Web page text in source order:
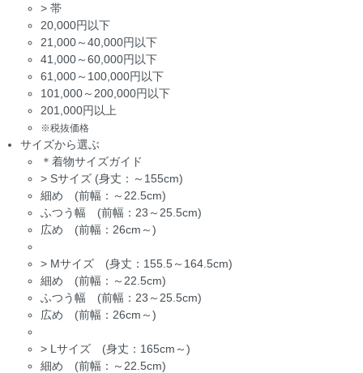
> 帯
20,000円以下
21,000～40,000円以下
41,000～60,000円以下
61,000～100,000円以下
101,000～200,000円以下
201,000円以上
※税抜価格
サイズから選ぶ
＊着物サイズガイド
> Sサイズ (身丈：～155cm)
細め (前幅：～22.5cm)
ふつう幅 (前幅：23～25.5cm)
広め (前幅：26cm～)
> Mサイズ (身丈：155.5～164.5cm)
細め (前幅：～22.5cm)
ふつう幅 (前幅：23～25.5cm)
広め (前幅：26cm～)
> Lサイズ (身丈：165cm～)
細め (前幅：～22.5cm)